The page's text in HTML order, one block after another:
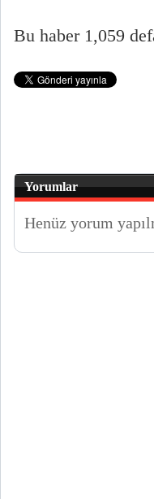
Bu haber 1,059
Yorumlar
Henüz yorum